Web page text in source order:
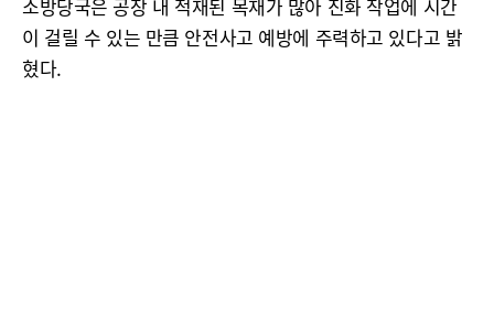
소방당국은 공장 내 적재된 목재가 많아 진화 작업에 시간
이 걸릴 수 있는 만큼 안전사고 예방에 주력하고 있다고 밝
혔다.